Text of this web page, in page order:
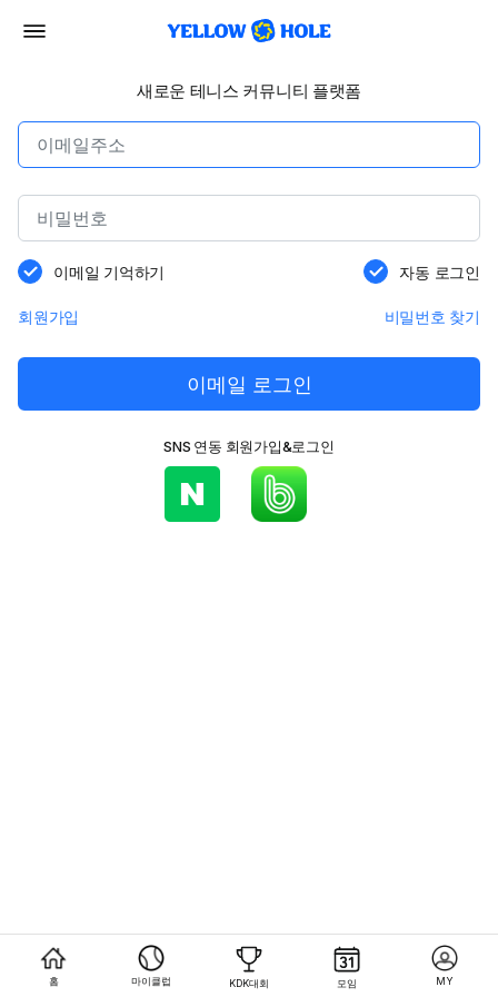
새로운 테니스 커뮤니티 플랫폼
이메일 기억하기 자동 로그인
회원가입 비밀번호 찾기
이메일 로그인
SNS 연동 회원가입&로그인
홈 마이클럽 KDK대회 모임 MY